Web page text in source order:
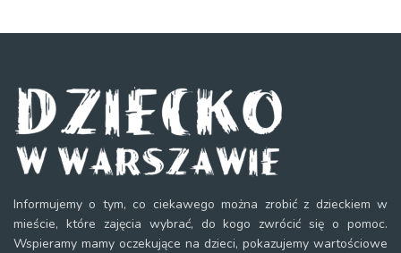
Informujemy o tym, co ciekawego można zrobić z dzieckiem w
mieście, które zajęcia wybrać, do kogo zwrócić się o pomoc.
Wspieramy mamy oczekujące na dzieci, pokazujemy wartościowe